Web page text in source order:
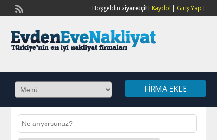
Hoşgeldin ziyaretçi![ Kaydol | Giriş Yap ]
FIRMA EKLE